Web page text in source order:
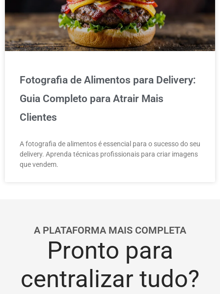
Fotografia de Alimentos para Delivery:
Guia Completo para Atrair Mais
Clientes
A fotografia de alimentos é essencial para o sucesso do seu
delivery. Aprenda técnicas profissionais para criar imagens
que vendem.
A PLATAFORMA MAIS COMPLETA
Pronto para
centralizar tudo?